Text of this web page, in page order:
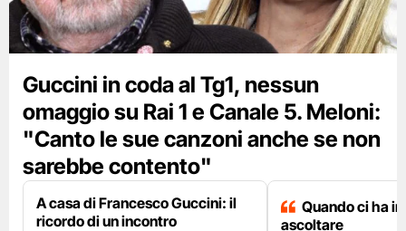
Guccini in coda al Tg1, nessun
omaggio su Rai 1 e Canale 5. Meloni:
"Canto le sue canzoni anche se non
sarebbe contento"
A casa di Francesco Guccini: il
ricordo di un incontro
Quando ci ha
ascoltare